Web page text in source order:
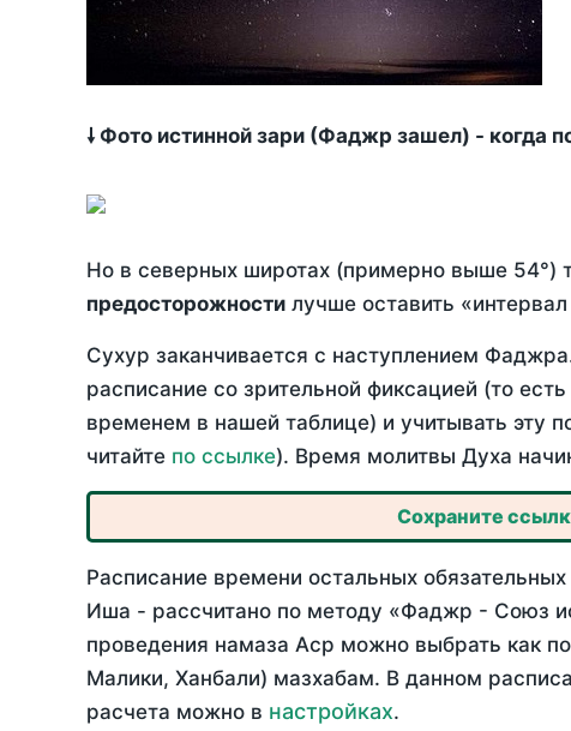
🠗 Фото истинной зари (Фаджр зашел) - когда
Но в северных широтах (примерно выше 54°)
предосторожности лучше оставить
Сухур заканчивается с наступлением
расписание со зрительной фиксацией (то
временем в нашей таблице) и учитывать эту
читайте по ссылке). Время молитвы Духа
Сохраните
Расписание времени остальных
Иша - рассчитано по методу «Фаджр - Союз
проведения намаза Аср можно выбрать как
Малики, Ханбали) мазхабам. В данном
расчета можно в настройках.